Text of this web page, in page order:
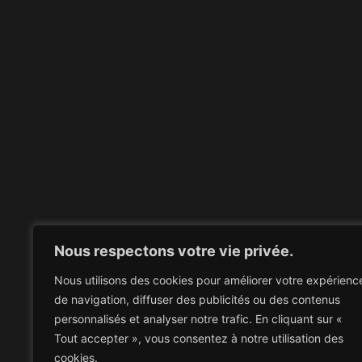
Nous respectons votre vie privée.
Nous utilisons des cookies pour améliorer votre
de navigation, diffuser des publicités ou des contenus
personnalisés et analyser notre trafic. En cliquant sur «
Tout accepter », vous consentez à notre utilisation des
cookies.